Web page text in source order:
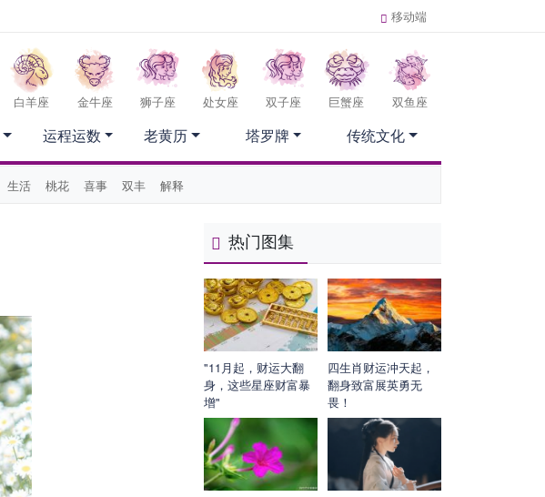
移动端
白羊座 金牛座 狮子座 处女座 双子座 巨蟹座 双鱼座
生活 桃花 喜事 双丰 解释
运程运数 老黄历 塔罗牌 传统文化
热门图集
"11月起，财运大翻
身，这些星座财富暴
增"
四生肖财运冲天起，
翻身致富展英勇无
畏！